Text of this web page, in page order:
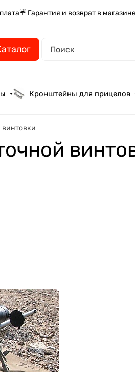
☔ Гарантия и возврат в
Кронштейны для прицелов